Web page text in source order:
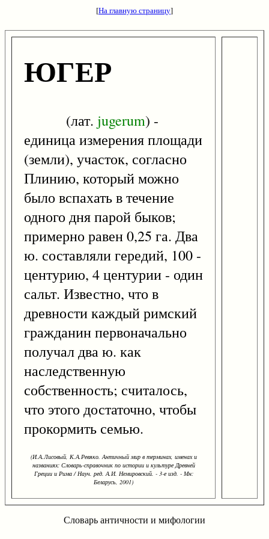
[На главную страницу]
ЮГЕР
(лат. jugerum) -
единица измерения площади
(земли), участок, согласно
Плинию, который можно
было вспахать в течение
одного дня парой быков;
примерно равен 0,25 га. Два
ю. составляли гередий, 100 -
центурию, 4 центурии - один
сальт. Известно, что в
древности каждый римский
гражданин первоначально
получал два ю. как
наследственную
собственность; считалось,
что этого достаточно, чтобы
прокормить семью.
(И.А.Лисовый, К.А.Ревяко. Античный мир в терминах, именах и
названиях: Словарь-справочник по истории и культуре Древней
Греции и Рима / Науч. ред. А.И. Немировский. - 3-е изд. - Мн:
Беларусь, 2001)
Словарь античности и мифологии